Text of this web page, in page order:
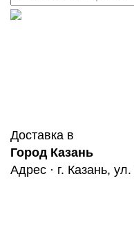
Доставка в
Город Казань
Адрес · г. Казань,